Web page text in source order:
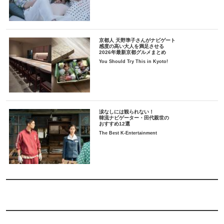
京都人 天野準子さんがナビゲート
感度の高い大人を満足させる
2026年最新京都グルメまとめ
You Should Try This in Kyoto!
涙なしには観られない！
韓流ナビゲーター・田代親世の
おすすめ12選
The Best K-Entertainment